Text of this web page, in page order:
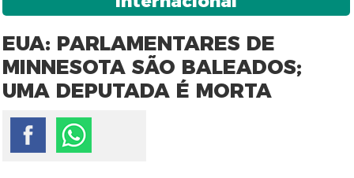
EUA: PARLAMENTARES DE
MINNESOTA SÃO BALEADOS;
UMA DEPUTADA É MORTA